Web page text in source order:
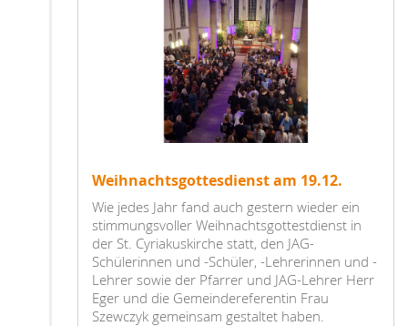
Weihnachtsgottesdienst am 19.12.
Wie jedes Jahr fand auch gestern wieder ein
stimmungsvoller Weihnachtsgottestdienst in
der St. Cyriakuskirche statt, den JAG-
Schülerinnen und -Schüler, -Lehrerinnen und -
Lehrer sowie der Pfarrer und JAG-Lehrer Herr
Eger und die Gemeindereferentin Frau
Szewczyk gemeinsam gestaltet haben.